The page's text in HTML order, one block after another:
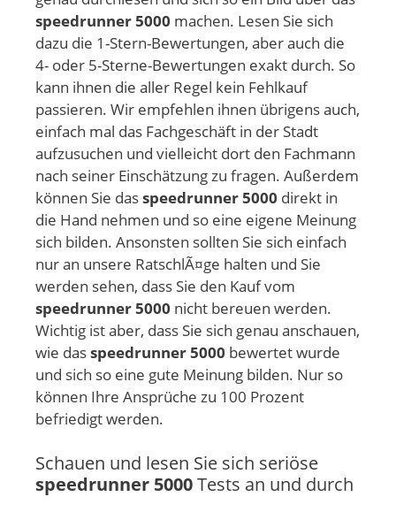
speedrunner 5000 machen. Lesen Sie sich
dazu die 1-Stern-Bewertungen, aber auch die
4- oder 5-Sterne-Bewertungen exakt durch. So
kann ihnen die aller Regel kein Fehlkauf
passieren. Wir empfehlen ihnen übrigens auch,
einfach mal das Fachgeschäft in der Stadt
aufzusuchen und vielleicht dort den Fachmann
nach seiner Einschätzung zu fragen. Außerdem
können Sie dasspeedrunner 5000 direkt in
die Hand nehmen und so eine eigene Meinung
sich bilden. Ansonsten sollten Sie sich einfach
nur an unsere RatschlÃ¤ge halten und Sie
werden sehen, dass Sie den Kauf vom
speedrunner 5000 nicht bereuen werden.
Wichtig ist aber, dass Sie sich genau anschauen,
wie dasspeedrunner 5000 bewertet wurde
und sich so eine gute Meinung bilden. Nur so
können Ihre Ansprüche zu 100 Prozent
befriedigt werden.
Schauen und lesen Sie sich seriöse
speedrunner 5000Tests an und durch